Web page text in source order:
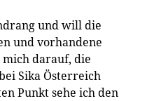
und will die
und vorhandene
darauf, die
Sika Österreich
Punkt sehe ich den